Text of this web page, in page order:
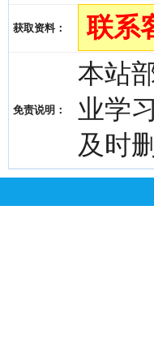
获取资料： 联系
免责说明：
本站
业学
及时